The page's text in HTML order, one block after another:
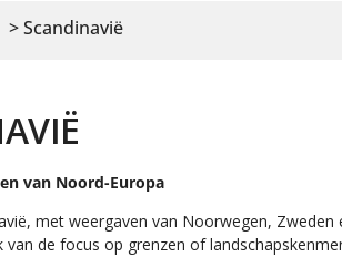
> Scandinavië
van Noord-Europa
met weergaven van Noorwegen,
van de focus op grenzen of